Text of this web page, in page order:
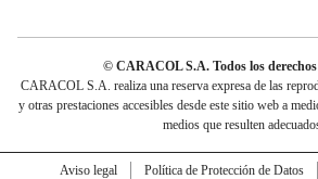
© CARACOL S.A. Todos los derechos
CARACOL S.A. realiza una reserva expresa de las
y otras prestaciones accesibles desde este sitio web a
medios que resulten
Aviso legal Política de Protección de Datos